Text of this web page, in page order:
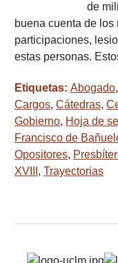
de
buena cuenta de
participaciones,
estas personas.
Etiquetas: Abogado,
Cargos, Cátedras,
Gobierno, Hoja de
Francisco de
Opositores,
XVIII , Trayectorias